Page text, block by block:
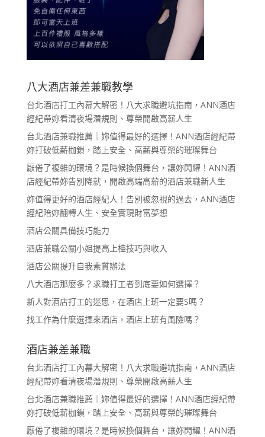
八大酒店兼差兼職教學
台北酒店打工內幕大解密！八大求職避坑指南，ANN酒店
經紀帶妳看清夜場潛規則、尊榮開啟高薪人生
台北酒店兼職推薦｜妳值得最好的選擇！ANN酒店經紀帶
妳打破低薪枷鎖，踏上安全、高薪與尊榮的璀璨舞台
厭倦了複雜的環境？是時候換個舞台，讓妳閃耀！ANN酒
店經紀帶妳告別降就，開啟高端高薪的酒店兼職新人生
妳值得更好的酒店經紀人！告別被忽視的過去，ANN酒店
經紀陪妳翻轉人生、安全實現財富夢想
酒店公關具備技巧能力
酒店兼職公關小姐提高上檯技巧與收入
酒店公關提升自我素質辦法
八大酒店那麼多？求職打工者到底要如何選擇？
新人對酒店打工的迷思，在酒店上班一定要S嗎？
找工作為什麼選擇來酒店，酒店上班有風險嗎？
酒店兼差兼職
台北酒店打工內幕大解密！八大求職避坑指南，ANN酒店
經紀帶妳看清夜場潛規則、尊榮開啟高薪人生
台北酒店兼職推薦｜妳值得最好的選擇！ANN酒店經紀帶
妳打破低薪枷鎖，踏上安全、高薪與尊榮的璀璨舞台
厭倦了複雜的環境？是時候換個舞台，讓妳閃耀！ANN酒